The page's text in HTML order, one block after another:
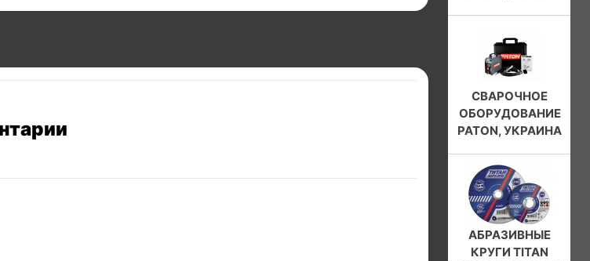
СВАРОЧНОЕ
ОБОРУДОВАНИЕ
PATON, УКРАИНА
АБРАЗИВНЫЕ
КРУГИ TITAN